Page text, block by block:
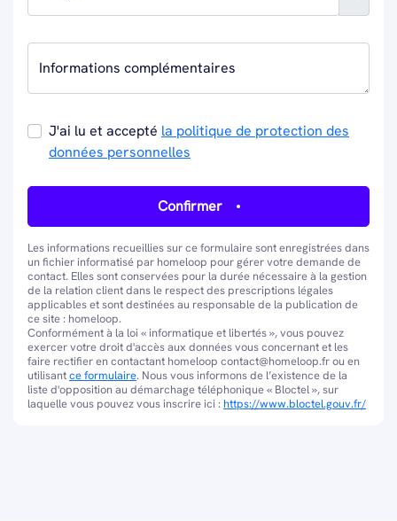
Informations complémentaires
J'ai lu et accepté la politique de protection des
données personnelles
Confirmer
Les informations recueillies sur ce formulaire sont enregistrées dans
un fichier informatisé par homeloop pour gérer votre demande de
contact. Elles sont conservées pour la durée nécessaire à la gestion
de la relation client dans le respect des prescriptions légales
applicables et sont destinées au responsable de la publication de
ce site : homeloop.
Conformément à la loi « informatique et libertés », vous pouvez
exercer votre droit d'accès aux données vous concernant et les
faire rectifier en contactant homeloop contact@homeloop.fr ou en
utilisantce formulaire. Nous vous informons de l’existence de la
liste d'opposition au démarchage téléphonique « Bloctel », sur
laquelle vous pouvez vous inscrire ici : https://www.bloctel.gouv.fr/